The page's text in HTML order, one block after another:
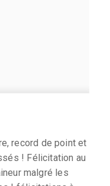
record de point et
! Félicitation au
malgré les